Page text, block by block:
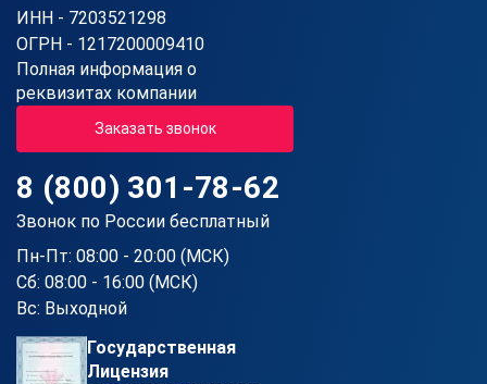
ИНН - 7203521298
ОГРН - 1217200009410
Полная информация о
реквизитах компании
Заказать звонок
8 (800) 301-78-62
Звонок по России бесплатный
Пн-Пт: 08:00 - 20:00 (МСК)
Сб: 08:00 - 16:00 (МСК)
Вс: Выходной
Государственная
Лицензия